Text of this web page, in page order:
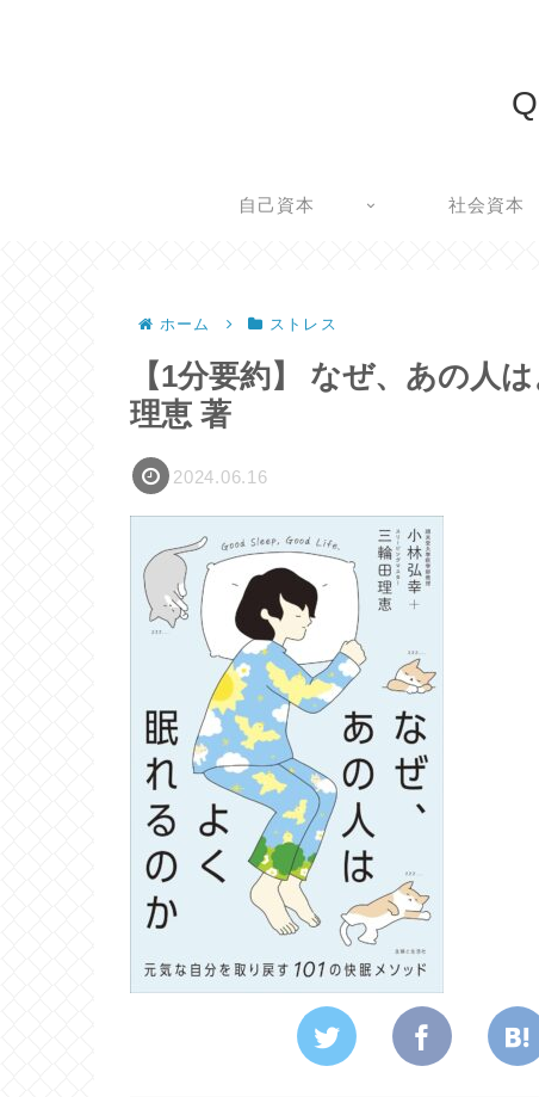
自己資本 社会資本
ホーム ストレス
【1分要約】 なぜ、あの人
理恵 著
2024.06.16